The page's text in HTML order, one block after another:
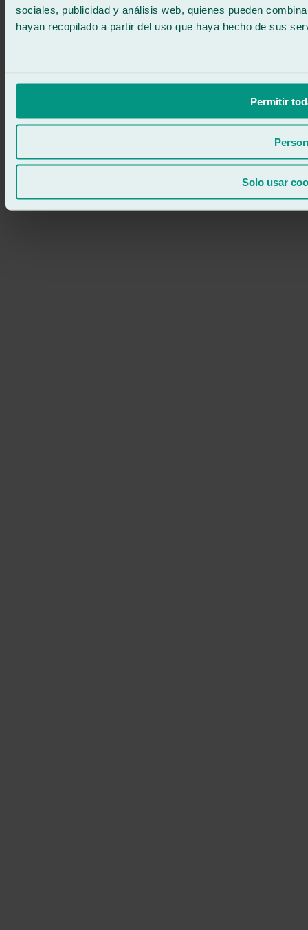
sociales, publicidad y análisis web, quienes pueden
hayan recopilado a partir del uso que haya hecho de sus
Permitir
Solo usar